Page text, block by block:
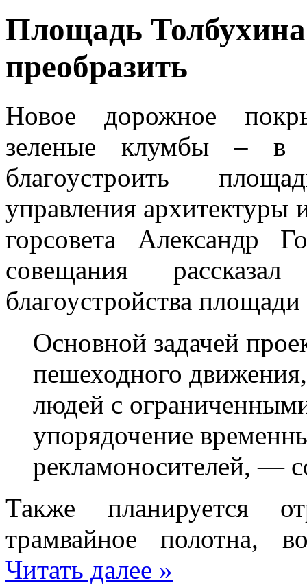
Площадь
преобразить
Новое дорожное
зеленые клумбы – в
благоустроить
управления архитектуры
горсовета Александр
совещания
благоустройства
Основной задачей
пешеходного
людей с
упорядочение
рекламоносителей, —
Также планируется
трамвайное полотна,
Читать далее »